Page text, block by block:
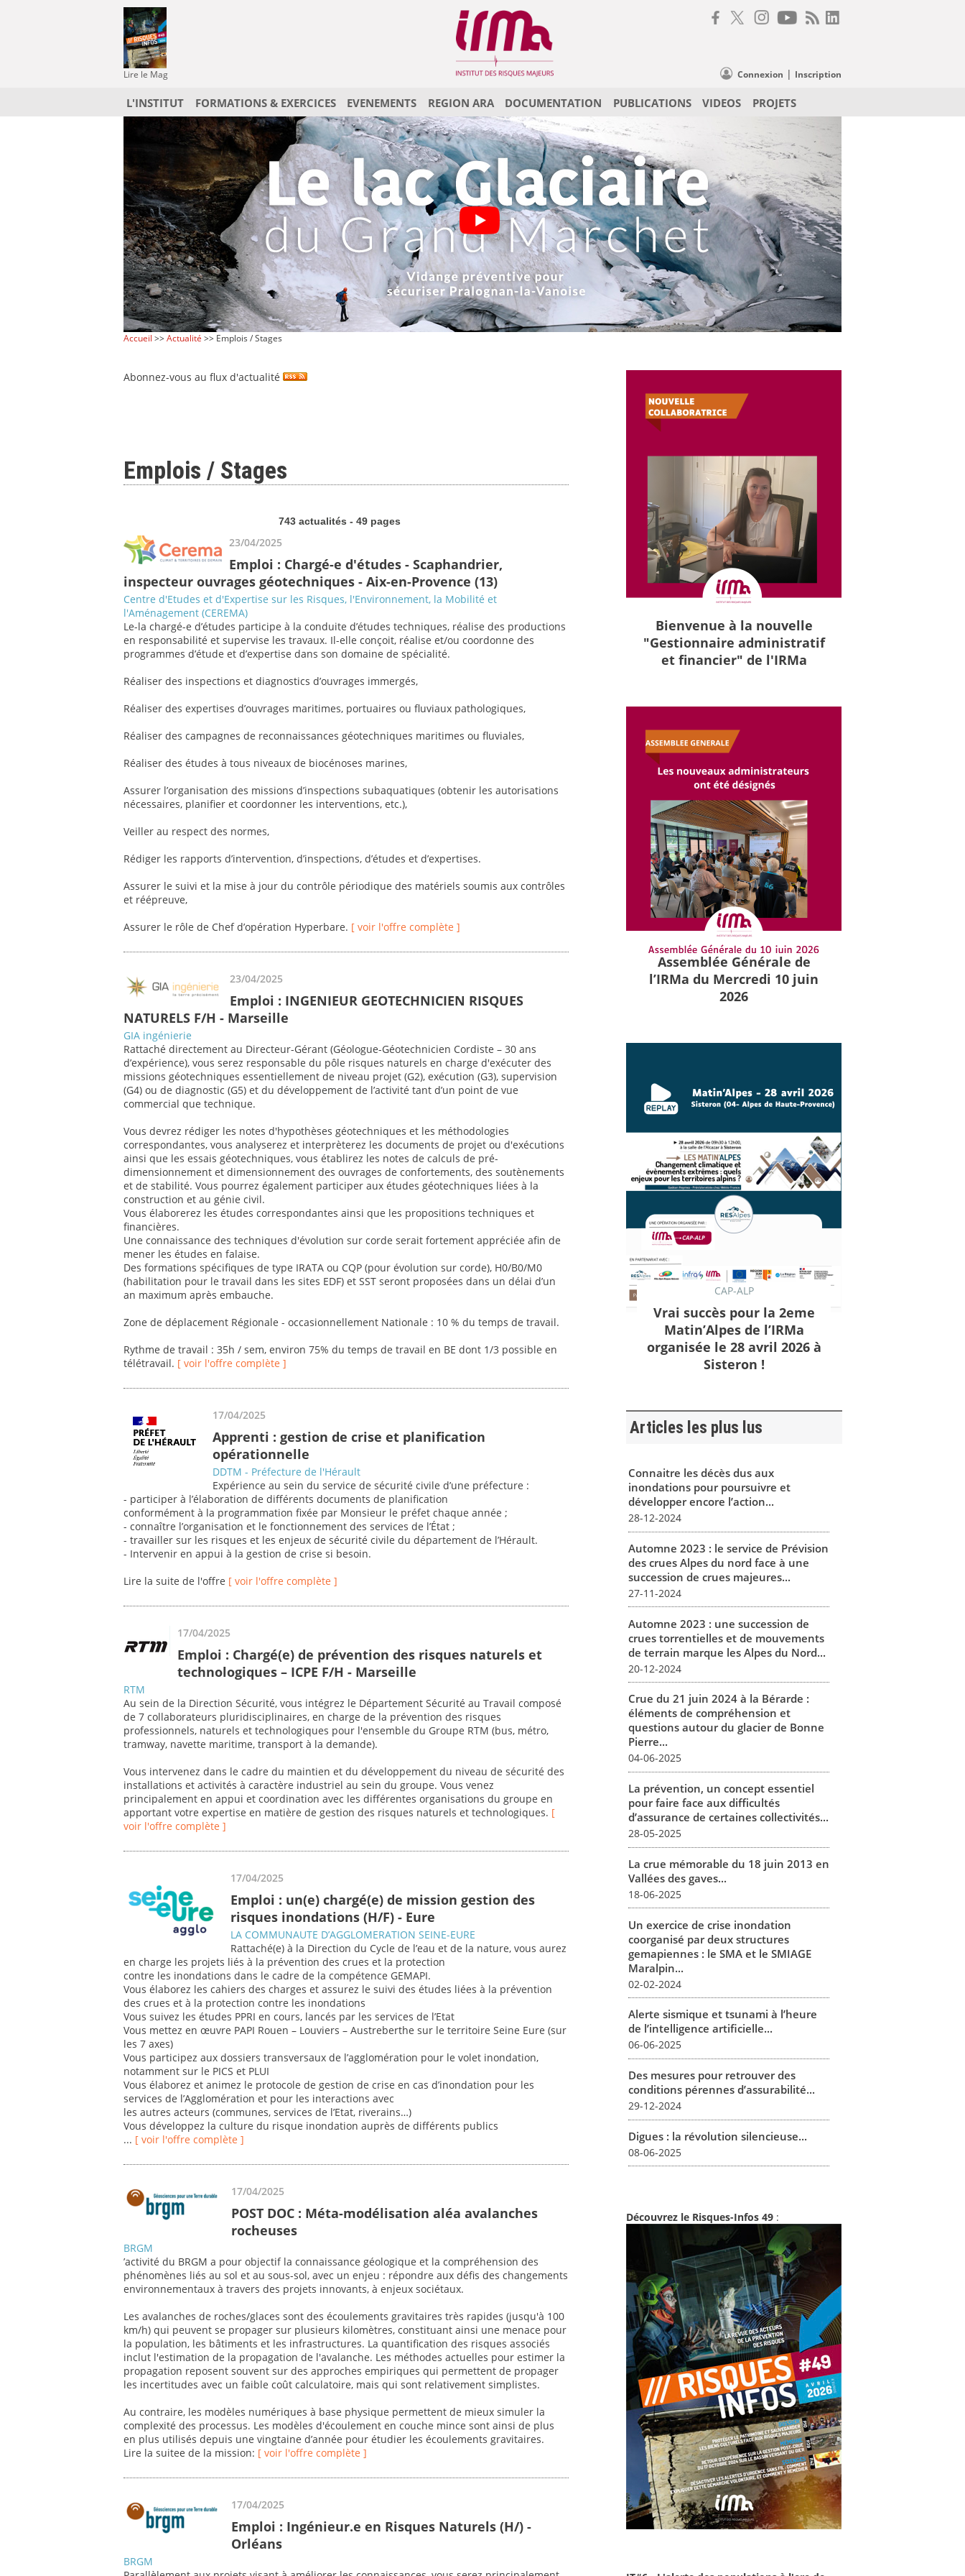
Lire le Mag Connexion | Inscription
L'INSTITUT FORMATIONS & EXERCICES EVENEMENTS REGION ARA DOCUMENTATION PUBLICATIONS VIDEOS PROJETS
Accueil >>Actualité >> Emplois / Stages
Abonnez-vous au flux d'actualité
Emplois / Stages
743 actualités - 49 pages
23/04/2025
Emploi : Chargé-e d'études - Scaphandrier,
inspecteur ouvrages géotechniques - Aix-en-Provence (13)
Centre d'Etudes et d'Expertise sur les Risques, l'Environnement, la Mobilité et
l'Aménagement (CEREMA)
Le-la chargé-e d’études participe à la conduite d’études techniques, réalise des productions
en responsabilité et supervise les travaux. Il-elle conçoit, réalise et/ou coordonne des
programmes d’étude et d’expertise dans son domaine de spécialité.
Réaliser des inspections et diagnostics d’ouvrages immergés,
Réaliser des expertises d’ouvrages maritimes, portuaires ou fluviaux pathologiques,
Réaliser des campagnes de reconnaissances géotechniques maritimes ou fluviales,
Réaliser des études à tous niveaux de biocénoses marines,
Assurer l’organisation des missions d’inspections subaquatiques (obtenir les autorisations
nécessaires, planifier et coordonner les interventions, etc.),
Veiller au respect des normes,
Rédiger les rapports d’intervention, d’inspections, d’études et d’expertises.
Assurer le suivi et la mise à jour du contrôle périodique des matériels soumis aux contrôles
et réépreuve,
Assurer le rôle de Chef d’opération Hyperbare. [ voir l'offre complète ]
23/04/2025
Emploi : INGENIEUR GEOTECHNICIEN RISQUES
NATURELS F/H - Marseille
GIA ingénierie
Rattaché directement au Directeur-Gérant (Géologue-Géotechnicien Cordiste – 30 ans
d’expérience), vous serez responsable du pôle risques naturels en charge d'exécuter des
missions géotechniques essentiellement de niveau projet (G2), exécution (G3), supervision
(G4) ou de diagnostic (G5) et du développement de l’activité tant d’un point de vue
commercial que technique.
Vous devrez rédiger les notes d'hypothèses géotechniques et les méthodologies
correspondantes, vous analyserez et interprèterez les documents de projet ou d'exécutions
ainsi que les essais géotechniques, vous établirez les notes de calculs de pré-
dimensionnement et dimensionnement des ouvrages de confortements, des soutènements
et de stabilité. Vous pourrez également participer aux études géotechniques liées à la
construction et au génie civil.
Vous élaborerez les études correspondantes ainsi que les propositions techniques et
financières.
Une connaissance des techniques d'évolution sur corde serait fortement appréciée afin de
mener les études en falaise.
Des formations spécifiques de type IRATA ou CQP (pour évolution sur corde), H0/B0/M0
(habilitation pour le travail dans les sites EDF) et SST seront proposées dans un délai d’un
an maximum après embauche.
Zone de déplacement Régionale - occasionnellement Nationale : 10 % du temps de travail.
Rythme de travail : 35h / sem, environ 75% du temps de travail en BE dont 1/3 possible en
télétravail. [ voir l'offre complète ]
17/04/2025
Apprenti : gestion de crise et planification
opérationnelle
DDTM - Préfecture de l'Hérault
Expérience au sein du service de sécurité civile d’une préfecture :
- participer à l’élaboration de différents documents de planification
conformément à la programmation fixée par Monsieur le préfet chaque année ;
- connaître l’organisation et le fonctionnement des services de l’État ;
- travailler sur les risques et les enjeux de sécurité civile du département de l’Hérault.
- Intervenir en appui à la gestion de crise si besoin.
Lire la suite de l'offre [ voir l'offre complète ]
17/04/2025
Emploi : Chargé(e) de prévention des risques naturels et
technologiques – ICPE F/H - Marseille
RTM
Au sein de la Direction Sécurité, vous intégrez le Département Sécurité au Travail composé
de 7 collaborateurs pluridisciplinaires, en charge de la prévention des risques
professionnels, naturels et technologiques pour l'ensemble du Groupe RTM (bus, métro,
tramway, navette maritime, transport à la demande).
Vous intervenez dans le cadre du maintien et du développement du niveau de sécurité des
installations et activités à caractère industriel au sein du groupe. Vous venez
principalement en appui et coordination avec les différentes organisations du groupe en
apportant votre expertise en matière de gestion des risques naturels et technologiques. [
voir l'offre complète ]
17/04/2025
Emploi : un(e) chargé(e) de mission gestion des
risques inondations (H/F) - Eure
LA COMMUNAUTE D’AGGLOMERATION SEINE-EURE
Rattaché(e) à la Direction du Cycle de l’eau et de la nature, vous aurez
en charge les projets liés à la prévention des crues et la protection
contre les inondations dans le cadre de la compétence GEMAPI.
Vous élaborez les cahiers des charges et assurez le suivi des études liées à la prévention
des crues et à la protection contre les inondations
Vous suivez les études PPRI en cours, lancés par les services de l’Etat
Vous mettez en œuvre PAPI Rouen – Louviers – Austreberthe sur le territoire Seine Eure (sur
les 7 axes)
Vous participez aux dossiers transversaux de l’agglomération pour le volet inondation,
notamment sur le PICS et PLUI
Vous élaborez et animez le protocole de gestion de crise en cas d’inondation pour les
services de l’Agglomération et pour les interactions avec
les autres acteurs (communes, services de l’Etat, riverains…)
Vous développez la culture du risque inondation auprès de différents publics
... [ voir l'offre complète ]
17/04/2025
POST DOC : Méta-modélisation aléa avalanches
rocheuses
BRGM
’activité du BRGM a pour objectif la connaissance géologique et la compréhension des
phénomènes liés au sol et au sous-sol, avec un enjeu : répondre aux défis des changements
environnementaux à travers des projets innovants, à enjeux sociétaux.
Les avalanches de roches/glaces sont des écoulements gravitaires très rapides (jusqu'à 100
km/h) qui peuvent se propager sur plusieurs kilomètres, constituant ainsi une menace pour
la population, les bâtiments et les infrastructures. La quantification des risques associés
inclut l'estimation de la propagation de l'avalanche. Les méthodes actuelles pour estimer la
propagation reposent souvent sur des approches empiriques qui permettent de propager
les incertitudes avec un faible coût calculatoire, mais qui sont relativement simplistes.
Au contraire, les modèles numériques à base physique permettent de mieux simuler la
complexité des processus. Les modèles d'écoulement en couche mince sont ainsi de plus
en plus utilisés depuis une vingtaine d’année pour étudier les écoulements gravitaires.
Lire la suitee de la mission: [ voir l'offre complète ]
17/04/2025
Emploi : Ingénieur.e en Risques Naturels (H/) -
Orléans
BRGM
Bienvenue à la nouvelle
"Gestionnaire administratif
et financier" de l'IRMa
Assemblée Générale de
l’IRMa du Mercredi 10 juin
2026
CAP-ALP
Vrai succès pour la 2eme
Matin’Alpes de l’IRMa
organisée le 28 avril 2026 à
Sisteron !
Articles les plus lus
Connaitre les décès dus aux
inondations pour poursuivre et
développer encore l’action...
28-12-2024
Automne 2023 : le service de Prévision
des crues Alpes du nord face à une
succession de crues majeures...
27-11-2024
Automne 2023 : une succession de
crues torrentielles et de mouvements
de terrain marque les Alpes du Nord...
20-12-2024
Crue du 21 juin 2024 à la Bérarde :
éléments de compréhension et
questions autour du glacier de Bonne
Pierre...
04-06-2025
La prévention, un concept essentiel
pour faire face aux difficultés
d’assurance de certaines collectivités...
28-05-2025
La crue mémorable du 18 juin 2013 en
Vallées des gaves...
18-06-2025
Un exercice de crise inondation
coorganisé par deux structures
gemapiennes : le SMA et le SMIAGE
Maralpin...
02-02-2024
Alerte sismique et tsunami à l’heure
de l’intelligence artificielle...
06-06-2025
Des mesures pour retrouver des
conditions pérennes d’assurabilité...
29-12-2024
Digues : la révolution silencieuse...
08-06-2025
Découvrez le Risques-Infos 49 :